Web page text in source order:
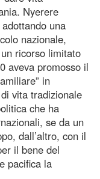
Nyerere
una
nazionale,
ricorso limitato
aveva promosso il
in
vita tradizionale
che ha
se da un
dall’altro, con il
il bene del
pacifica la